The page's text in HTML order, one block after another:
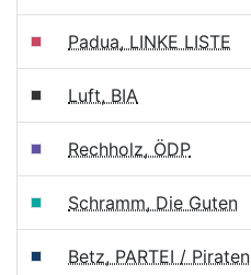
Padua, LINKE LISTE
Luft, BIA
Rechholz, ÖDP
Schramm, Die Guten
Betz, PARTEI / Piraten